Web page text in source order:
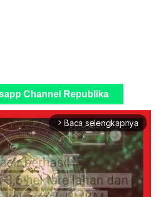
Channel Republika
arrow_forward_ios Baca selengkapnya